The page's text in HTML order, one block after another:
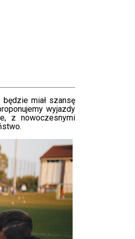
będzie miał szansę
wyjazdy
z nowoczesnymi